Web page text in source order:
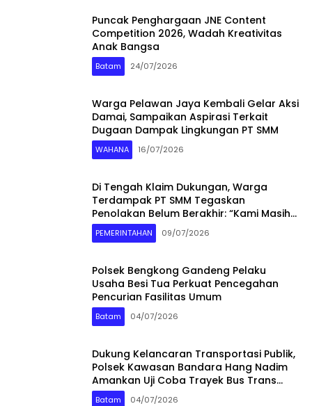
Puncak Penghargaan JNE Content
Competition 2026, Wadah Kreativitas
Anak Bangsa
Batam 24/07/2026
Warga Pelawan Jaya Kembali Gelar Aksi
Damai, Sampaikan Aspirasi Terkait
Dugaan Dampak Lingkungan PT SMM
WAHANA 16/07/2026
Di Tengah Klaim Dukungan, Warga
Terdampak PT SMM Tegaskan
Penolakan Belum Berakhir: “Kami Masih
Merasakan Dampaknya”
PEMERINTAHAN 09/07/2026
Polsek Bengkong Gandeng Pelaku
Usaha Besi Tua Perkuat Pencegahan
Pencurian Fasilitas Umum
Batam 04/07/2026
Dukung Kelancaran Transportasi Publik,
Polsek Kawasan Bandara Hang Nadim
Amankan Uji Coba Trayek Bus Trans
Batam
Batam 04/07/2026